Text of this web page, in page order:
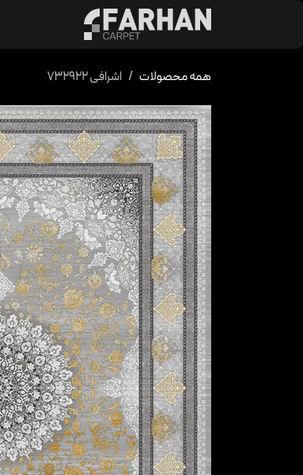
رد شدن به محتوا
همه محصولات اشرافی 732922